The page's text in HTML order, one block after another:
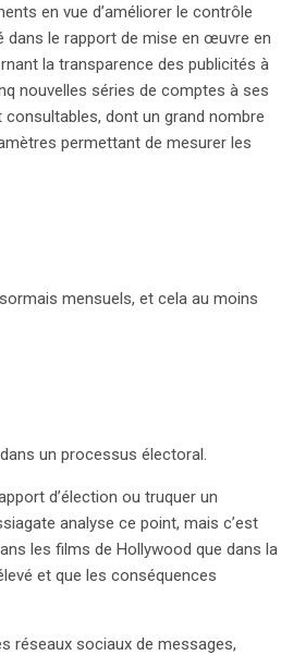
en vue d’améliorer le contrôle
dans le rapport de mise en œuvre en
la transparence des publicités à
nouvelles séries de comptes à ses
dont un grand nombre
permettant de mesurer les
mensuels, et cela au moins
un processus électoral.
d’élection ou truquer un
analyse ce point, mais c’est
les films de Hollywood que dans la
et que les conséquences
réseaux sociaux de messages,